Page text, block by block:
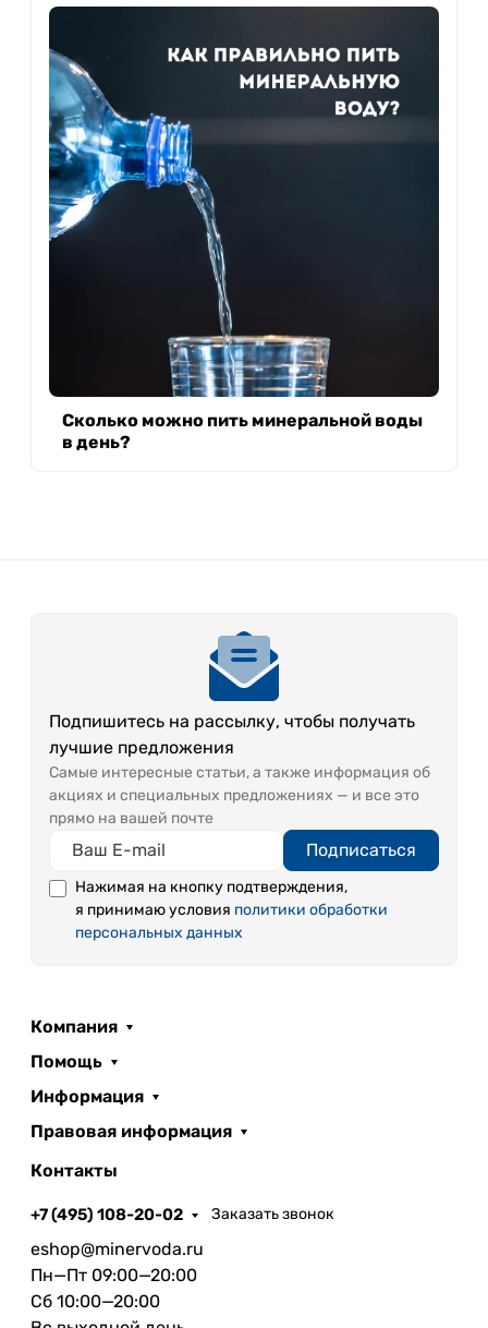
Сколько можно пить минеральной воды
в день?
Подпишитесь на рассылку, чтобы получать
лучшие предложения
Самые интересные статьи, а также информация об
акциях и специальных предложениях — и все это
прямо на вашей почте
Подписаться
Нажимая на кнопку подтверждения,
я принимаю условия политики обработки
персональных данных
Компания
Помощь
Информация
Правовая информация
Контакты
+7 (495) 108-20-02 Заказать звонок
eshop@minervoda.ru
Пн—Пт 09:00—20:00
Сб 10:00—20:00